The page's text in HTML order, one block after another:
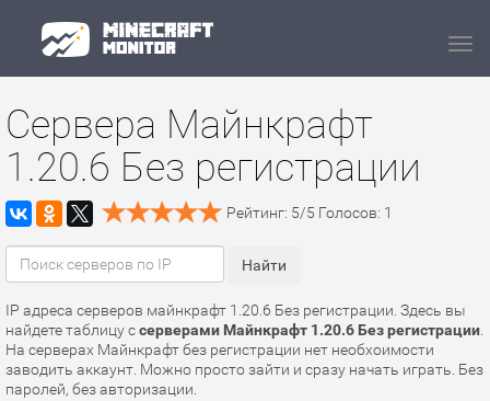
Сервера Майнкрафт
1.20.6 Без регистрации
Рейтинг: 5/5 Голосов: 1
IP адреса серверов майнкрафт 1.20.6 Без регистрации. Здесь вы
найдете таблицу ссерверами Майнкрафт 1.20.6 Без регистрации
На серверах Майнкрафт без регистрации нет необхоимости
заводить аккаунт. Можно просто зайти и сразу начать играть. Без
паролей, без авторизации.